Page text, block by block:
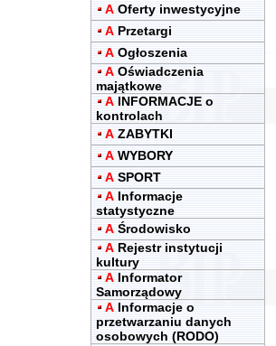
A Oferty inwestycyjne
A Przetargi
A Ogłoszenia
A Oświadczenia
majątkowe
A INFORMACJE o
kontrolach
A ZABYTKI
A WYBORY
A SPORT
A Informacje
statystyczne
A Środowisko
A Rejestr instytucji
kultury
A Informator
Samorządowy
A Informacje o
przetwarzaniu danych
osobowych (RODO)